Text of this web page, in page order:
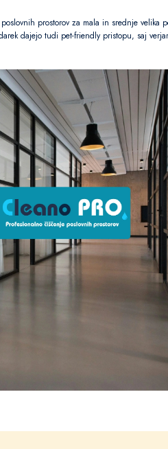
prostorov za mala in srednje
dajejo tudi pet-friendly pristopu, saj